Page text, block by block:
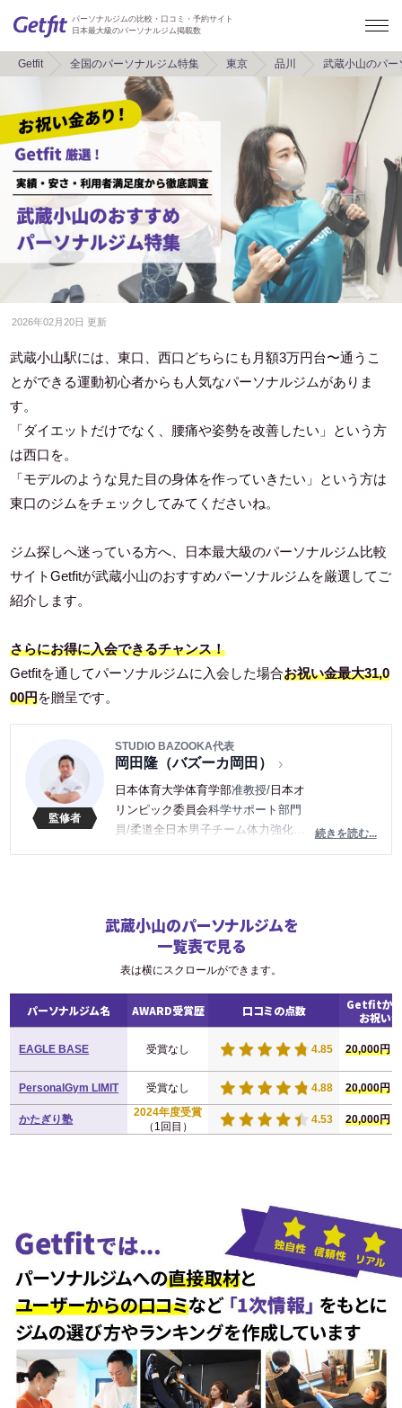
パーソナルジムの比較・口コミ・予約サイト
日本最大級のパーソナルジム掲載数
Getfit 全国のパーソナルジム特集 東京 品川 武蔵小山のパ
2026年02月20日 更新
武蔵小山駅には、東口、西口どちらにも月額3万円台〜通うこ
とができる運動初心者からも人気なパーソナルジムがありま
す。
「ダイエットだけでなく、腰痛や姿勢を改善したい」という方
は西口を。
「モデルのような見た目の身体を作っていきたい」という方は
東口のジムをチェックしてみてくださいね。
ジム探しへ迷っている方へ、日本最大級のパーソナルジム比較
サイトGetfitが武蔵小山のおすすめパーソナルジムを厳選してご
紹介します。
さらにお得に入会できるチャンス！
Getfitを通してパーソナルジムに入会した場合お祝い金最大31,0
00円を贈呈です。
STUDIO BAZOOKA代表
岡田隆（バズーカ岡田）
日本体育大学体育学部准教授/ 日本オ
リンピック委員会科学サポート部門
員/柔道全日本男子チーム体力強化部
トップアスリートから一般の方まで
身体作りの指導をしつつ、自身もボ
ディビルの選手であり日本選手権大
骨格筋評論家「バズーカ岡田」とし
て多くの雑誌、テレビ、YouTubeなど
多くのメディアで活躍中。
続きを読む...
武蔵小山のパーソナルジムを
一覧表で見る
表は横にスクロールができます。
パーソナルジム名 AWARD受賞歴 口コミの点数
Getfitか
お祝い金
EAGLE BASE 受賞なし 4.85 20,000円
PersonalGym LIMIT 受賞なし 4.88 20,000円
かたぎり塾
2024年度受賞
（1回目）
4.53 20,000円